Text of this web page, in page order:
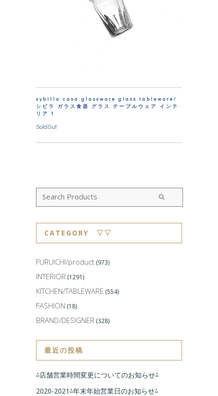
sybilla casa glassware glass tableware/
シビラ ガラス食器 グラス テーブルウェア インテ
リア 1
SoldOut
CATEGORY ▽▽
FURUICHI/product (973)
INTERIOR (1291)
KITCHEN/TABLEWARE (554)
FASHION (18)
BRAND/DESIGNER (328)
最近の投稿
⁂店舗営業時間変更についてのお知らせ⁂
2020-2021⁂年末年始営業日のお知らせ⁂